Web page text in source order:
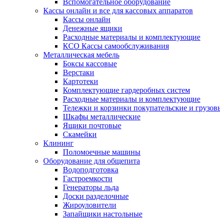
Вспомогательное оборудование
Кассы онлайн и все для кассовых аппаратов
Кассы онлайн
Денежные ящики
Расходные материалы и комплектующие
КСО Кассы самообслуживания
Металлическая мебель
Боксы кассовые
Верстаки
Картотеки
Комплектующие гардеробных систем
Расходные материалы и комплектующие
Тележки и корзинки покупательские и
Шкафы металлические
Ящики почтовые
Скамейки
Клининг
Поломоечные машины
Оборудование для общепита
Водоподготовка
Гастроемкости
Генераторы льда
Доски разделочные
Жироуловители
Запайщики настольные